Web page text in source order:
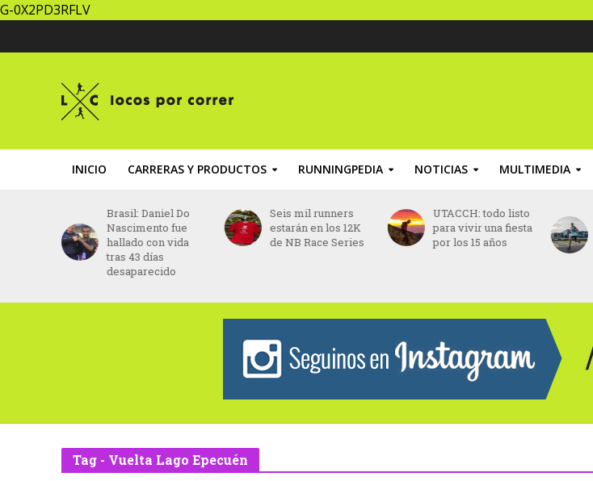
G-0X2PD3RFLV
INICIO CARRERAS Y PRODUCTOS RUNNINGPEDIA NOTICIAS MULTIMEDIA
Brasil: Daniel Do
Nascimento fue
hallado con vida
tras 43 días
desaparecido
Seis mil runners
estarán en los 12K
de NB Race Series
UTACCH: todo listo
para vivir una fiesta
por los 15 años
Tag - Vuelta Lago Epecuén